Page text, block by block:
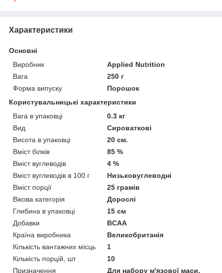
Характеристики
Основні
Виробник
Applied Nutrition
Вага
250 г
Форма випуску
Порошок
Користувальницькі характеристики
Вага в упаковці
0.3 кг
Вид
Сироваткові
Висота в упаковці
20 см.
Вміст білків
85 %
Вміст вуглеводів
4 %
Вміст вуглеводів в 100 г
Низьковуглеводні
Вміст порції
25 грамів
Вікова категорія
Дорослі
Глибина в упаковці
15 см
Добавки
BCAA
Країна виробника
Великобританія
Кількість вантажних місць
1
Кількість порцій, шт
10
Призначення
Для набору м'язової маси,